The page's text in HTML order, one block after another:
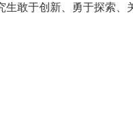
敢于创新、勇于探索、